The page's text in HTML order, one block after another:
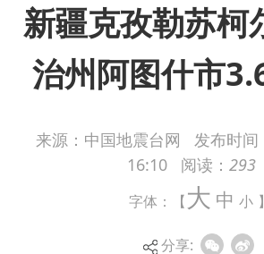
新疆克孜勒苏柯
治州阿图什市
来源：中国地震台网 发布时间
16:10
阅读： 293
字体：【大 中 小 】
分享:
2024-02-2115:03:57